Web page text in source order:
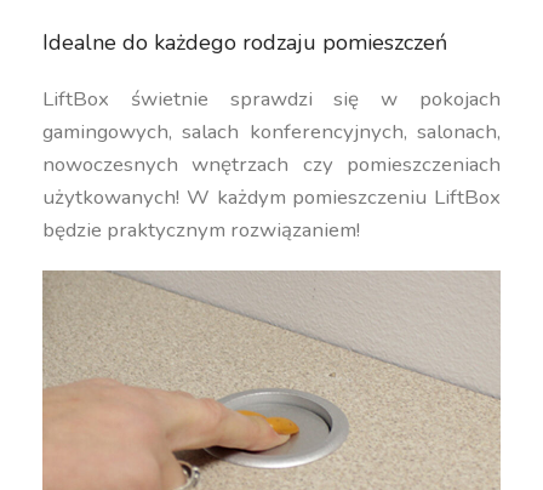
Idealne do każdego rodzaju pomieszczeń
LiftBox świetnie sprawdzi się w pokojach
gamingowych, salach konferencyjnych, salonach,
nowoczesnych wnętrzach czy pomieszczeniach
użytkowanych! W każdym pomieszczeniu LiftBox
będzie praktycznym rozwiązaniem!